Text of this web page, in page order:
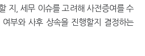
지, 세무 이슈를 고려해 사전증여를 수
부와 사후 상속을 진행할지 결정하는